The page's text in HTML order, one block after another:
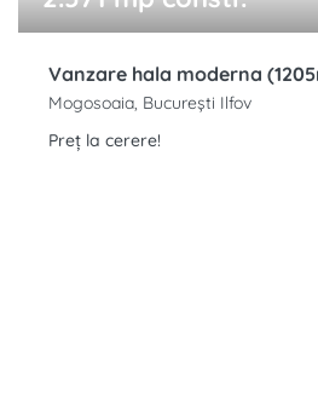
Mogosoaia, București Ilfov
Preț la cerere!